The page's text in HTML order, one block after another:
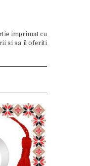
imprimat cu
si sa il oferiti